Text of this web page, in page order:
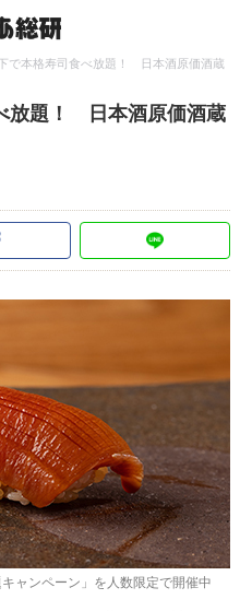
で本格寿司食べ放題！ 日本酒原価酒蔵
放題！ 日本酒原価酒蔵
ャンペーン」を人数限定で開催中